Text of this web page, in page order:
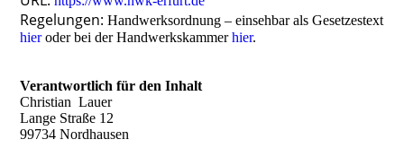
Regelungen: Handwerksordnung – einsehbar als Gesetzestext
hieroder bei der Handwerkskammerhier.
Verantwortlich für den Inhalt
Christian Lauer
Lange Straße 12
99734 Nordhausen